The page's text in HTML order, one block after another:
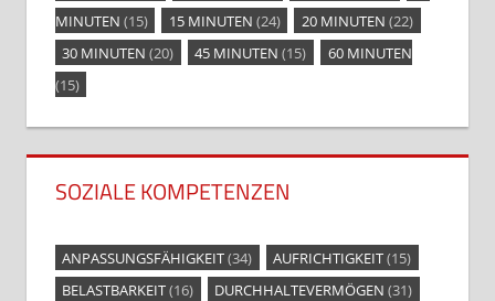
MINUTEN (15) 15 MINUTEN (24) 20 MINUTEN (22)
30 MINUTEN (20) 45 MINUTEN (15)
60 MINUTEN
(15)
SOZIALE KOMPETENZEN
ANPASSUNGSFÄHIGKEIT(34) AUFRICHTIGKEIT(15)
BELASTBARKEIT(16) DURCHHALTEVERMÖGEN (31)